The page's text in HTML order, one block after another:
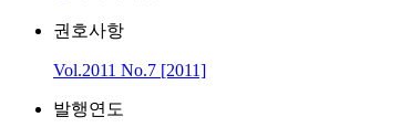
권호사항
Vol.2011 No.7 [2011]
발행연도